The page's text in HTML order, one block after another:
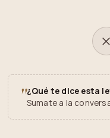
"¿Qué te dice esta
Sumate a la